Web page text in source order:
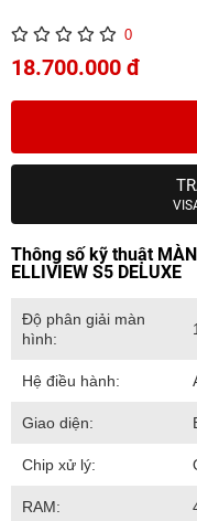
0
18.700.000 đ
Thông số kỹ thuật
ELLIVIEW S5 DELUXE
Độ phân giải màn
hình:
Hệ điều hành:
Giao diện:
Chip xử lý:
RAM: